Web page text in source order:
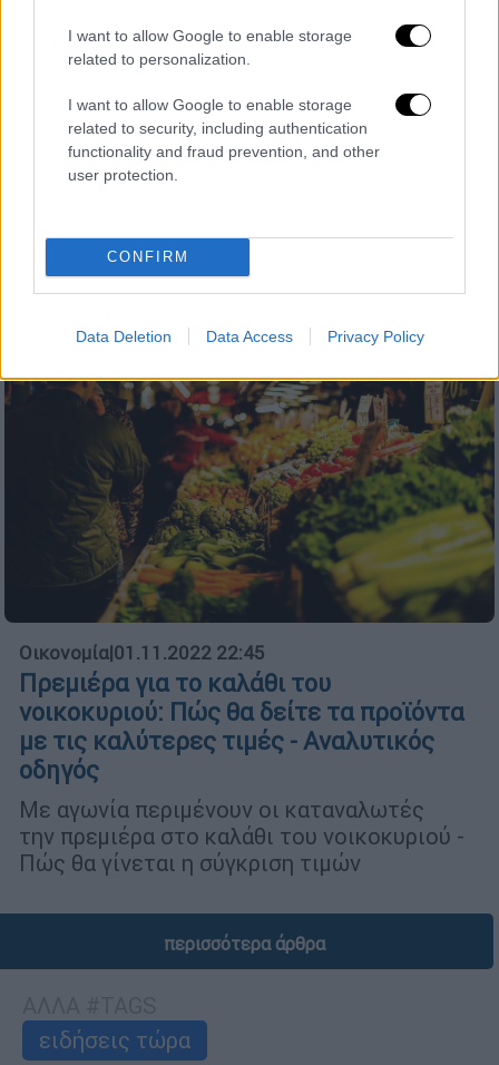
I want to allow Google to enable storage
related to personalization.
I want to allow Google to enable storage
related to security, including authentication
functionality and fraud prevention, and other
user protection.
CONFIRM
Data Deletion Data Access Privacy Policy
Οικονομία|02.11.2022 09:00
Καλάθι του νοικοκυριού: Πόσο κοστίζουν
τα βασικά προϊόντα για μια οικογένεια –
Οι λίστες των σούπερ μάρκετ και όλα
όσα ισχύουν
νοικοκυριού
Οικονομία|01.11.2022 22:45
Πρεμιέρα για το καλάθι του
νοικοκυριού: Πώς θα δείτε τα προϊόντα
με τις καλύτερες τιμές - Αναλυτικός
οδηγός
Με αγωνία περιμένουν οι καταναλωτές
την πρεμιέρα στο καλάθι του νοικοκυριού -
Πώς θα γίνεται η σύγκριση τιμών
περισσότερα άρθρα
ειδήσεις τώρα